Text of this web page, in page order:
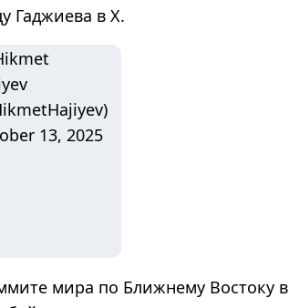
Гаджиева в Х.
13, 2025
мира по Ближнему Востоку в